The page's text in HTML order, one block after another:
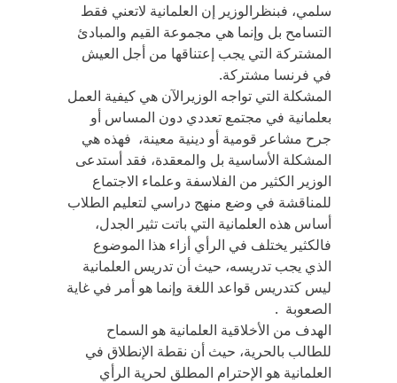
سلمي، فبنظرالوزير إن العلمانية لاتعني فقط
التسامح بل وإنما هي مجموعة القيم والمبادئ
المشتركة التي يجب إعتناقها من أجل العيش
في فرنسا مشتركة.
المشكلة التي تواجه الوزيرالآن هي كيفية العمل
بعلمانية في مجتمع تعددي دون المساس أو
جرح مشاعر قومية أو دينية معينة، فهذه هي
المشكلة الأساسية بل والمعقدة، فقد أستدعى
الوزير الكثير من الفلاسفة وعلماء الاجتماع
للمناقشة في وضع منهج دراسي لتعليم الطلاب
أساس هذه العلمانية التي باتت تثير الجدل،
فالكثير يختلف في الرأي أزاء هذا الموضوع
الذي يجب تدريسه، حيث أن تدريس العلمانية
ليس كتدريس قواعد اللغة وإنما هو أمر في غاية
الصعوبة .
الهدف من الأخلاقية العلمانية هو السماح
للطالب بالحرية، حيث أن نقطة الإنطلاق في
العلمانية هو الإحترام المطلق لحرية الرأي